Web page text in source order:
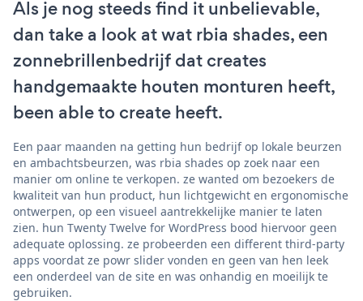
Als je nog steeds find it unbelievable,
dan take a look at wat rbia shades, een
zonnebrillenbedrijf dat creates
handgemaakte houten monturen heeft,
been able to create heeft.
Een paar maanden na getting hun bedrijf op lokale beurzen
en ambachtsbeurzen, was rbia shades op zoek naar een
manier om online te verkopen. ze wanted om bezoekers de
kwaliteit van hun product, hun lichtgewicht en ergonomische
ontwerpen, op een visueel aantrekkelijke manier te laten
zien. hun Twenty Twelve for WordPress bood hiervoor geen
adequate oplossing. ze probeerden een different third-party
apps voordat ze powr slider vonden en geen van hen leek
een onderdeel van de site en was onhandig en moeilijk te
gebruiken.